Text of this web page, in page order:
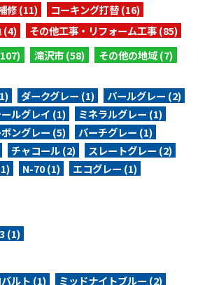
修 (11)
コーキング打替 (16)
(4)
その他工事・リフォーム工事 (85)
滝沢市 (58)
その他の地域 (7)
ダークグレー (1)
パールグレー (2)
ルグレイ (1)
ミネラルグレー (1)
ングレー (5)
バーチグレー (1)
チャコール (2)
スレートグレー (2)
N-70 (1)
エコグレー (1)
(1)
バルト (1)
ミッドナイトブルー (2)